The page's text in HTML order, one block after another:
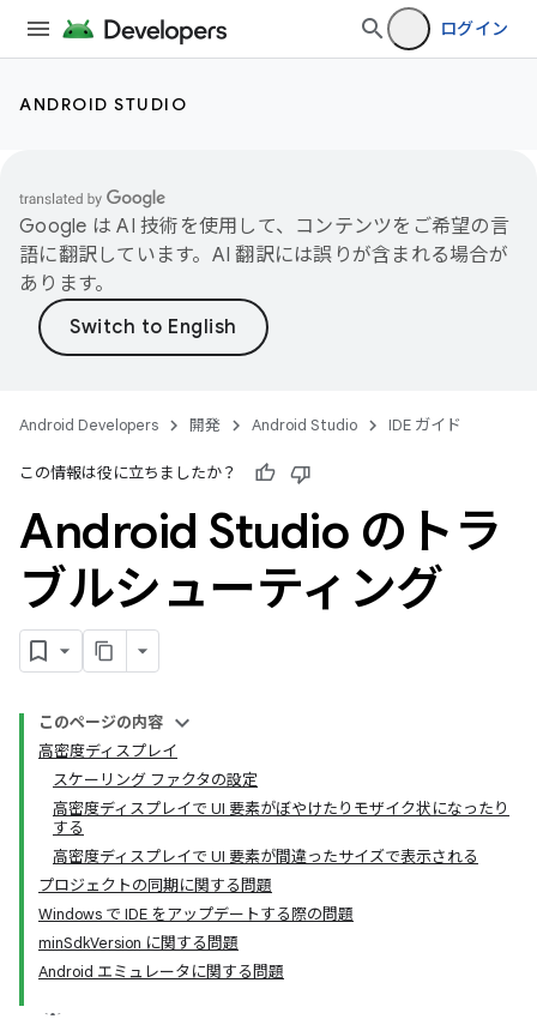
ログイン
ANDROID STUDIO
Google は AI 技術を使用して、コンテンツをご希望の言
語に翻訳しています。AI 翻訳には誤りが含まれる場合が
あります。
Android Developers 開発 Android Studio IDE ガイド
この情報は役に立ちましたか？
Android Studio のトラ
ブルシューティング
このページの内容
高密度ディスプレイ
スケーリング ファクタの設定
高密度ディスプレイで UI 要素がぼやけたりモザイク状になったり
する
高密度ディスプレイで UI 要素が間違ったサイズで表示される
プロジェクトの同期に関する問題
Windows で IDE をアップデートする際の問題
minSdkVersion に関する問題
Android エミュレータに関する問題